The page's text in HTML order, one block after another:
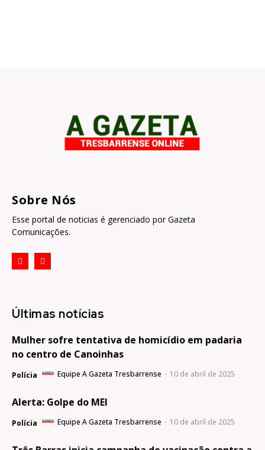
Sobre Nós
Esse portal de noticias é gerenciado por Gazeta
Comunicações.
Últimas notícias
Mulher sofre tentativa de homicídio em padaria
no centro de Canoinhas
Polícia Equipe A Gazeta Tresbarrense - 10 de abril de 2025
Alerta: Golpe do MEI
Polícia Equipe A Gazeta Tresbarrense - 10 de abril de 2025